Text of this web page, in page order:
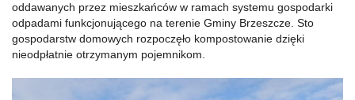
oddawanych przez mieszkańców w ramach systemu gospodarki
odpadami funkcjonującego na terenie Gminy Brzeszcze. Sto
gospodarstw domowych rozpoczęło kompostowanie dzięki
nieodpłatnie otrzymanym pojemnikom.